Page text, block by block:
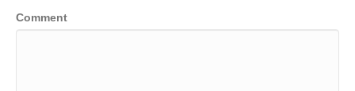
Comment